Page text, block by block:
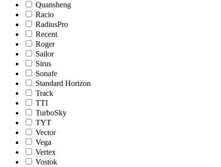
Quansheng
Racio
RadiusPro
Recent
Roger
Sailor
Sirus
Sonafe
Standard Horizon
Track
TTI
TurboSky
TYT
Vector
Vega
Vertex
Vostok